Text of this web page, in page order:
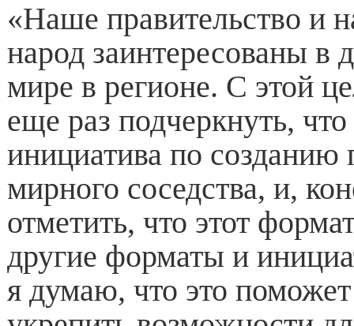
«Наше правительство и
народ заинтересованы в
мире в регионе. С этой
еще раз подчеркнуть, что
инициатива по
мирного соседства, и,
отметить, что этот
другие форматы и
я думаю, что это